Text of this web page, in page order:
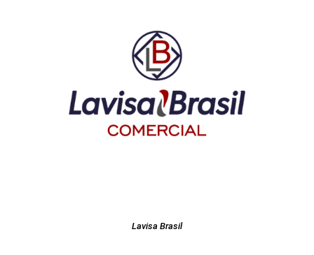
Lavisa Brasil